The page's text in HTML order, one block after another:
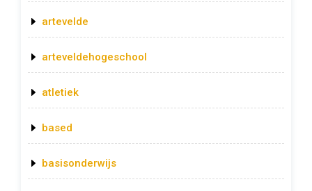
artevelde
arteveldehogeschool
atletiek
based
basisonderwijs